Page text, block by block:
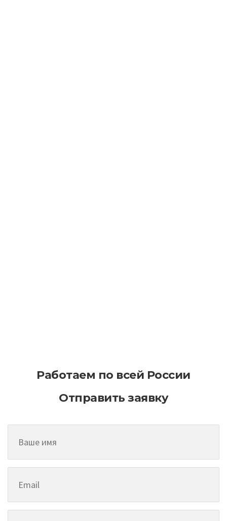
Работаем по всей России
Отправить заявку